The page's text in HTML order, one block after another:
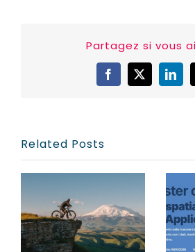
Partagez si vous
Facebook
X
Related Posts